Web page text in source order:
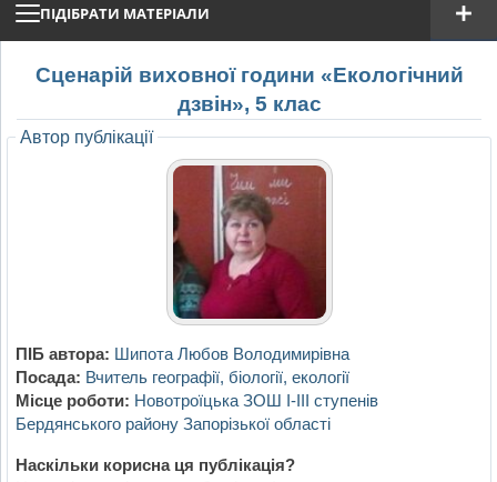
ПІДІБРАТИ МАТЕРІАЛИ
Сценарій виховної години «Екологічний
дзвін», 5 клас
Автор публікації
ПІБ автора: Шипота Любов Володимирівна
Посада: Вчитель географії, біології, екології
Місце роботи: Новотроїцька ЗОШ І-ІІІ ступенів
Бердянського району Запорізької області
Наскільки корисна ця публікація?